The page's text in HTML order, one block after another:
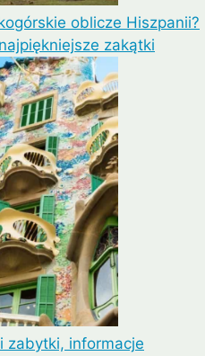
oblicze Hiszpanii?
zakątki
zabytki, informacje